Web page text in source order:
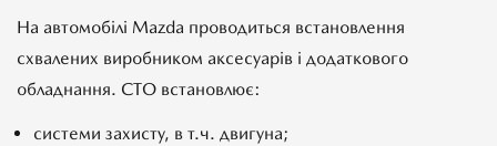
На автомобілі Mazda проводиться встановлення
схвалених виробником аксесуарів і додаткового
обладнання. СТО встановлює:
системи захисту, в т.ч. двигуна;